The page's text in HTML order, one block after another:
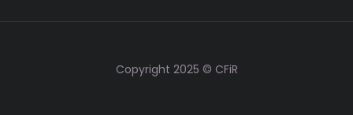
Copyright 2025 © CFiR